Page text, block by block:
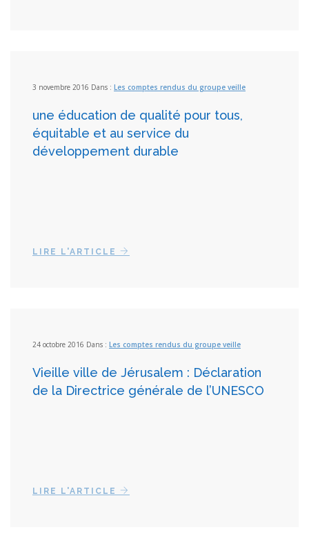
3 novembre 2016 Dans : Les comptes rendus du groupe veille
une éducation de qualité pour tous,
équitable et au service du
développement durable
LIRE L'ARTICLE
24 octobre 2016 Dans : Les comptes rendus du groupe veille
Vieille ville de Jérusalem : Déclaration
de la Directrice générale de l’UNESCO
LIRE L'ARTICLE